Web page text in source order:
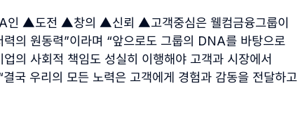
인 ▲도전 ▲창의 ▲신뢰 ▲고객중심은 웰컴금융그룹이
의 원동력”이라며 “앞으로도 그룹의 DNA를 바탕으로
의 사회적 책임도 성실히 이행해야 고객과 시장에서
결국 우리의 모든 노력은 고객에게 경험과 감동을 전달하고